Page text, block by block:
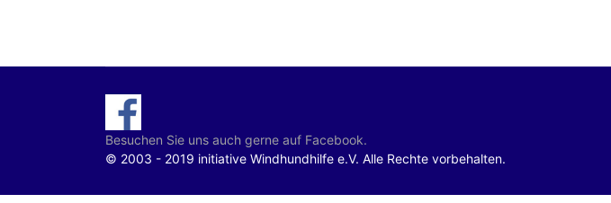
Besuchen Sie uns auch gerne auf Facebook.
© 2003 - 2019 initiative Windhundhilfe e.V. Alle Rechte vorbehalten.